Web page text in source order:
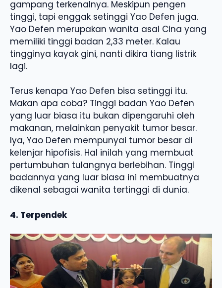
gampang terkenalnya. Meskipun pengen
tinggi, tapi enggak setinggi Yao Defen juga.
Yao Defen merupakan wanita asal Cina yang
memiliki tinggi badan 2,33 meter. Kalau
tingginya kayak gini, nanti dikira tiang listrik
lagi.
Terus kenapa Yao Defen bisa setinggi itu.
Makan apa coba? Tinggi badan Yao Defen
yang luar biasa itu bukan dipengaruhi oleh
makanan, melainkan penyakit tumor besar.
Iya, Yao Defen mempunyai tumor besar di
kelenjar hipofisis. Hal inilah yang membuat
pertumbuhan tulangnya berlebihan. Tinggi
badannya yang luar biasa ini membuatnya
dikenal sebagai wanita tertinggi di dunia.
4. Terpendek